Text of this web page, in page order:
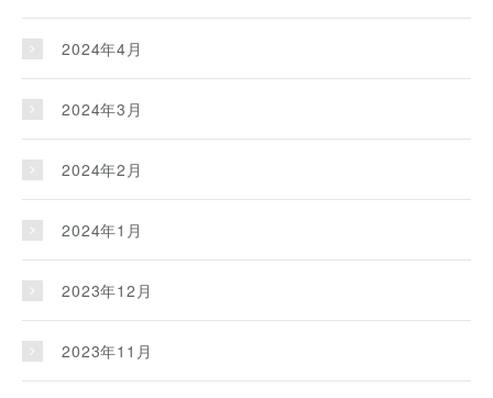
2024年4月
2024年3月
2024年2月
2024年1月
2023年12月
2023年11月